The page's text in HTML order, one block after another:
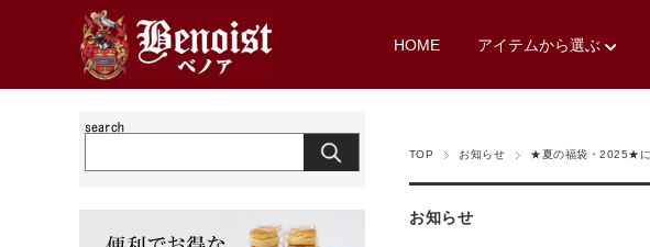
HOME アイテムから選ぶ
TOP お知らせ ★夏の福袋・2025★に
お知らせ